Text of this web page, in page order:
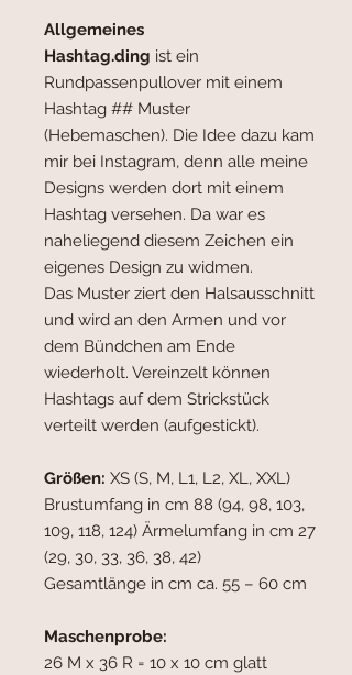
Allgemeines
Hashtag.ding ist ein
Rundpassenpullover mit einem
Hashtag ## Muster
(Hebemaschen). Die Idee dazu kam
mir bei Instagram, denn alle meine
Designs werden dort mit einem
Hashtag versehen. Da war es
naheliegend diesem Zeichen ein
eigenes Design zu widmen.
Das Muster ziert den Halsausschnitt
und wird an den Armen und vor
dem Bündchen am Ende
wiederholt. Vereinzelt können
Hashtags auf dem Strickstück
verteilt werden (aufgestickt).
Größen: XS (S, M, L1, L2, XL, XXL)
Brustumfang in cm 88 (94, 98, 103,
109, 118, 124) Ärmelumfang in cm 27
(29, 30, 33, 36, 38, 42)
Gesamtlänge in cm ca. 55 – 60 cm
Maschenprobe:
26 M x 36 R = 10 x 10 cm glatt